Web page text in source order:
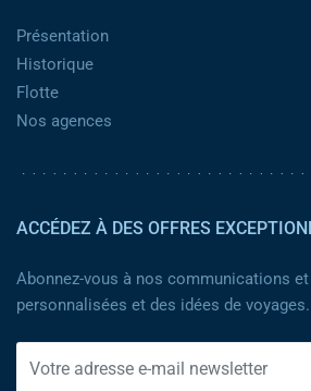
Présentation
Historique
Flotte
Nos agences
ACCÉDEZ À DES OFFRES
Abonnez-vous à nos communications
personnalisées et des idées de voyages.